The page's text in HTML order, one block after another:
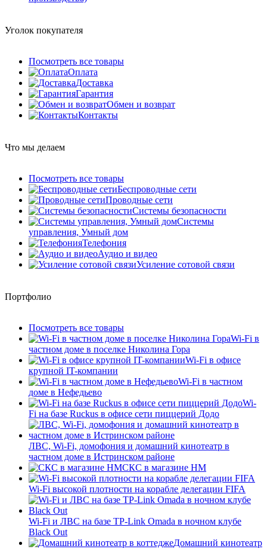
Уголок покупателя
Посмотреть все товары
Оплата
Доставка
Гарантия
Обмен и возврат
Контакты
Что мы делаем
Посмотреть все товары
Беспроводные сети
Проводные сети
Системы безопасности
Системы
управления, Умный дом
Телефония
Аудио и видео
Усиление сотовой связи
Портфолио
Посмотреть все товары
Wi-Fi в
частном доме в поселке Николина Гора
Wi-Fi в офисе
крупной IT-компании
Wi-Fi в частном
доме в Нефедьево
Wi-
Fi на базе Ruckus в офисе сети пиццерий Додо
ЛВС, Wi-Fi, домофония и домашний кинотеатр в
частном доме в Истринском районе
СКС в магазине HM
Wi-Fi высокой плотности на корабле делегации FIFA
Wi-Fi и ЛВС на базе TP-Link Omada в ночном клубе
Black Out
Домашний кинотеатр